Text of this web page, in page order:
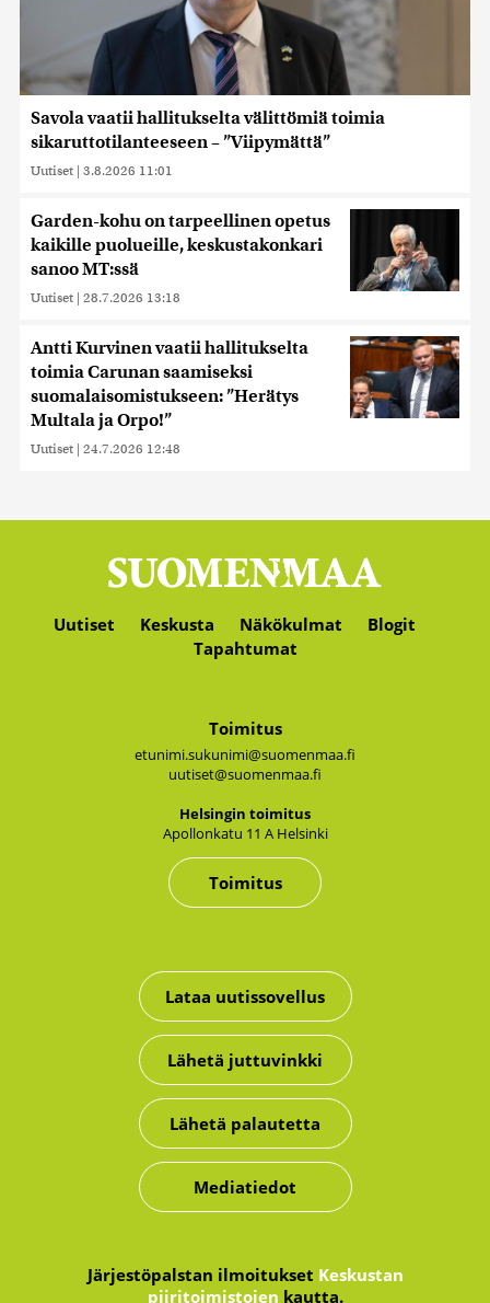
Savola vaatii hallitukselta välittömiä toimia
sikaruttotilanteeseen – ”Viipymättä”
Uutiset | 3.8.2026 11:01
Garden-kohu on tarpeellinen opetus
kaikille puolueille, keskustakonkari
sanoo MT:ssä
Uutiset | 28.7.2026 13:18
Antti Kurvinen vaatii hallitukselta
toimia Carunan saamiseksi
suomalaisomistukseen: ”Herätys
Multala ja Orpo!”
Uutiset | 24.7.2026 12:48
Uutiset Keskusta Näkökulmat
Blogit
Tapahtumat
Toimitus
etunimi.sukunimi@suomenmaa.fi
uutiset@suomenmaa.fi
Hel­sin­gin toi­mi­tus
Apol­lon­ka­tu 11 A Hel­sin­ki
Toimitus
Lataa uutissovellus
Lähetä juttuvinkki
Lähetä palautetta
Mediatiedot
Järjestöpalstan ilmoitukset Keskustan
piiritoimistojen kautta.